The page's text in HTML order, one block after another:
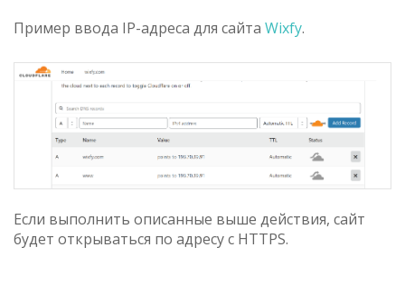
Пример ввода IP-адреса для сайта Wixfy.
Если выполнить описанные выше действия, сайт
будет открываться по адресу с HTTPS.